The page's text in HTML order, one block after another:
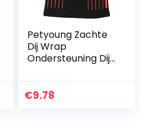
Petyoung Zachte
Dij Wrap
Ondersteuning Dij
Beschermende
€9.78